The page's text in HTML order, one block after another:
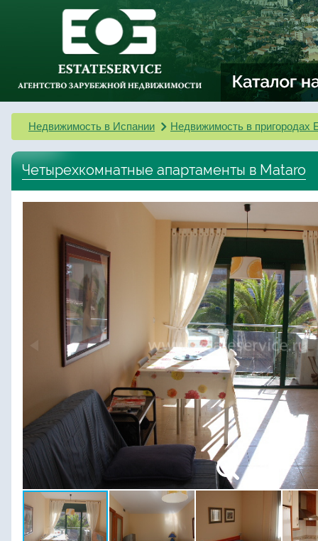
Недвижимость в Испании Недвижимость в пригородах
Четырехкомнатные апартаменты в Mataro